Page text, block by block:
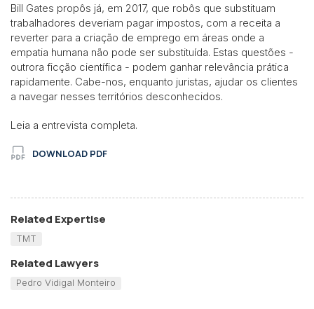
Bill Gates propôs já, em 2017, que robôs que substituam
trabalhadores deveriam pagar impostos, com a receita a
reverter para a criação de emprego em áreas onde a
empatia humana não pode ser substituída. Estas questões -
outrora ficção científica - podem ganhar relevância prática
rapidamente. Cabe-nos, enquanto juristas, ajudar os clientes
a navegar nesses territórios desconhecidos.
Leia a entrevista completa.
DOWNLOAD PDF
Related Expertise
TMT
Related Lawyers
Pedro Vidigal Monteiro